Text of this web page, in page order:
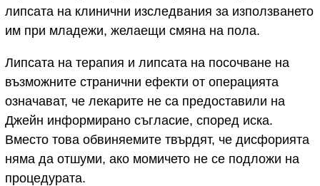
липсата на клинични изследвания за използването
им при младежи, желаещи смяна на пола.
Липсата на терапия и липсата на посочване на
възможните странични ефекти от операцията
означават, че лекарите не са предоставили на
Джейн информирано съгласие, според иска.
Вместо това обвиняемите твърдят, че дисфорията
няма да отшуми, ако момичето не се подложи на
процедурата.